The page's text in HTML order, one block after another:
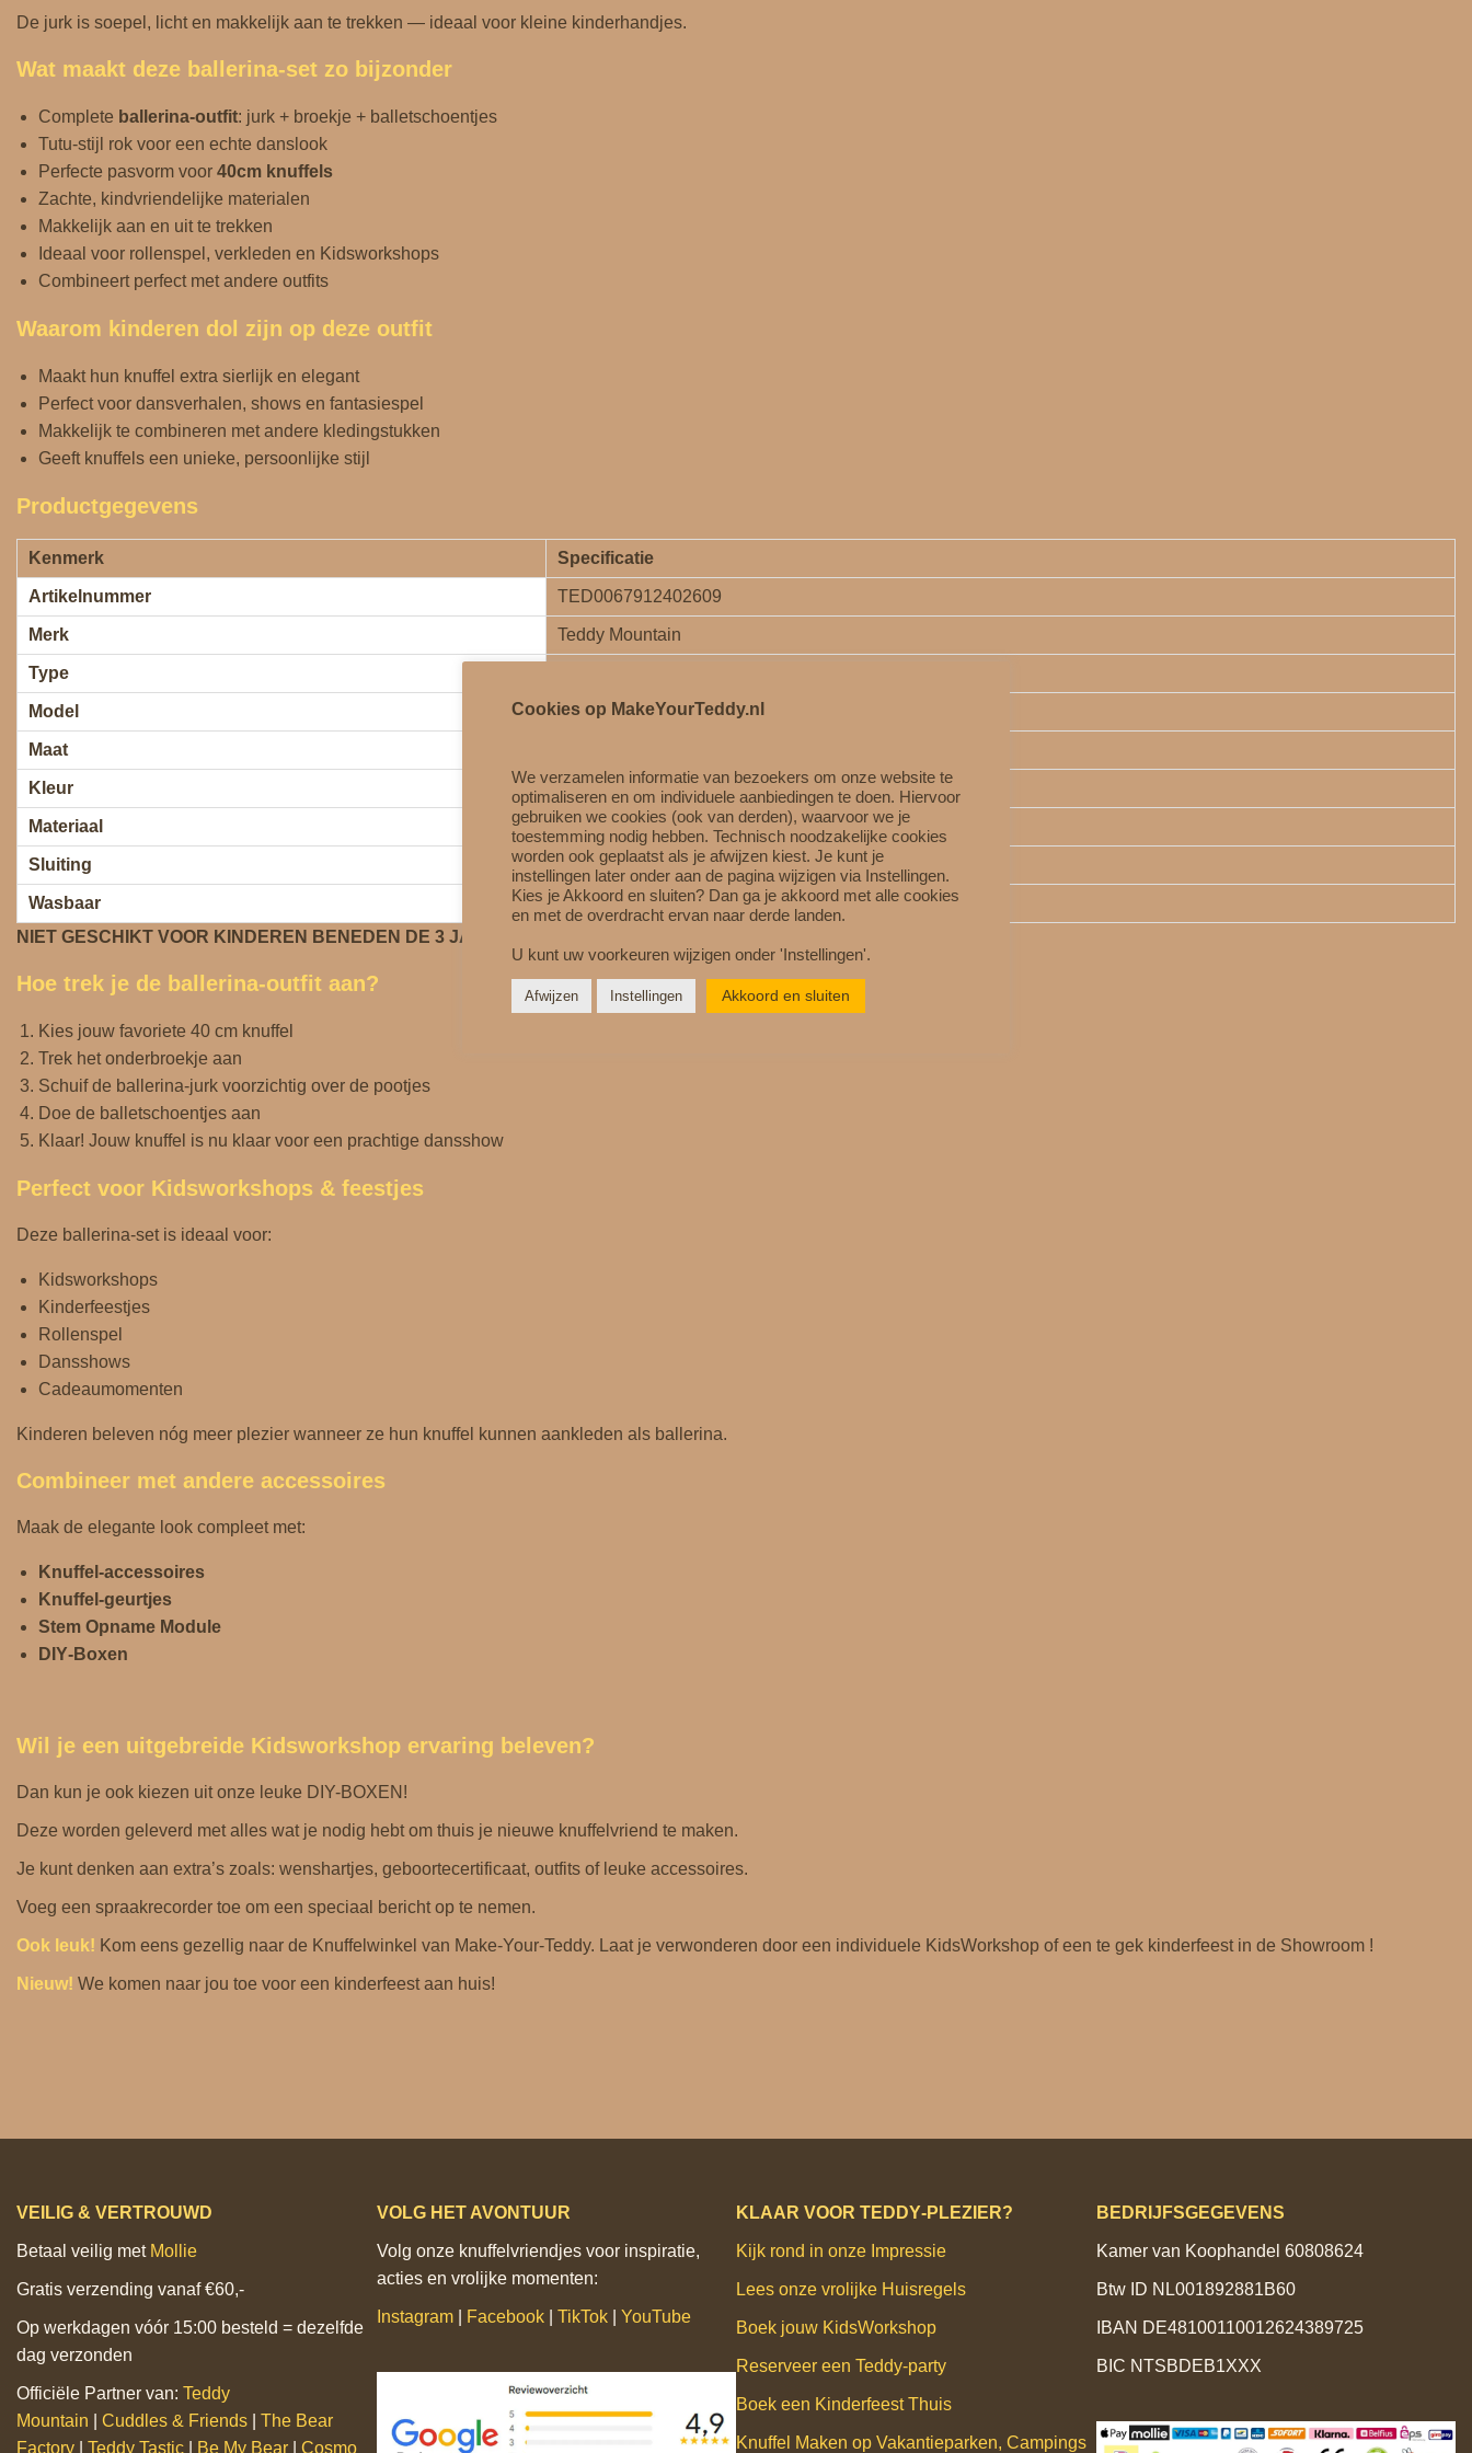
De jurk is soepel, licht en makkelijk aan te trekken — ideaal voor kleine kinderhandjes.
Wat maakt deze ballerina‑set zo bijzonder
Complete ballerina‑outfit: jurk + broekje + balletschoentjes
Tutu‑stijl rok voor een echte danslook
Perfecte pasvorm voor 40cm knuffels
Zachte, kindvriendelijke materialen
Makkelijk aan en uit te trekken
Ideaal voor rollenspel, verkleden en Kidsworkshops
Combineert perfect met andere outfits
Waarom kinderen dol zijn op deze outfit
Maakt hun knuffel extra sierlijk en elegant
Perfect voor dansverhalen, shows en fantasiespel
Makkelijk te combineren met andere kledingstukken
Geeft knuffels een unieke, persoonlijke stijl
Productgegevens
Kenmerk Specificatie
Artikelnummer TED0067912402609
Merk Teddy Mountain
Type
Model Ballerina jurk
Maat
Kleur Roze / wit / pastel
Materiaal Polyester / tule / katoenmix
Sluiting Elastisch / klittenband
Wasbaar
Handwas, koud water
NIET GESCHIKT VOOR KINDEREN BENEDEN DE 3 JAAR
Hoe trek je de ballerina‑outfit aan?
Kies jouw favoriete 40 cm knuffel
Trek het onderbroekje aan
Schuif de ballerina‑jurk voorzichtig over de pootjes
Doe de balletschoentjes aan
Klaar! Jouw knuffel is nu klaar voor een prachtige dansshow
Perfect voor Kidsworkshops & feestjes
Deze ballerina‑set is ideaal voor:
Kidsworkshops
Kinderfeestjes
Rollenspel
Dansshows
Cadeaumomenten
Kinderen beleven nóg meer plezier wanneer ze hun knuffel kunnen aankleden als ballerina.
Combineer met andere accessoires
Maak de elegante look compleet met:
Knuffel-accessoires
Knuffel-geurtjes
Stem Opname Module
DIY‑Boxen
Wil je een uitgebreide Kidsworkshop ervaring beleven?
Dan kun je ook kiezen uit onze leuke DIY-BOXEN!
Deze worden geleverd met alles wat je nodig hebt om thuis je nieuwe knuffelvriend te maken.
Je kunt denken aan extra’s zoals: wenshartjes, geboortecertificaat, outfits of leuke accessoires.
Voeg een spraakrecorder toe om een ​​speciaal bericht op te nemen.
Ook leuk! Kom eens gezellig naar de Knuffelwinkel van Make-Your-Teddy. Laat je verwonderen door een individuele KidsWorkshop of een te gek kinderfeest in de Showroom !
Nieuw! We komen naar jou toe voor een kinderfeest aan huis!
VEILIG & VERTROUWD
Betaal veilig met Mollie
Gratis verzending vanaf €60,-
Op werkdagen vóór 15:00 besteld = dezelfde
dag verzonden
Officiële Partner van: Teddy
Mountain
Cuddles & Friends
The Bear
Factory
Teddy Tastic Be My Bear Cosmo
VOLG HET AVONTUUR
Volg onze knuffelvriendjes voor inspiratie,
acties en vrolijke momenten:
Instagram| Facebook| TikTok| YouTube
KLAAR VOOR TEDDY‑PLEZIER?
Kijk rond in onze Impressie
Lees onze vrolijke Huisregels
Boek jouw KidsWorkshop
Reserveer een Teddy‑party
Boek een Kinderfeest Thuis
Knuffel Maken op Vakantieparken, Campings
BEDRIJFSGEGEVENS
Kamer van Koophandel 60808624
Btw ID NL001892881B60
IBAN DE48100110012624389725
BIC NTSBDEB1XXX
Cookies op MakeYourTeddy.nl
We verzamelen informatie van bezoekers om onze website te
optimaliseren en om individuele aanbiedingen te doen. Hiervoor
gebruiken we cookies (ook van derden), waarvoor we je
toestemming nodig hebben. Technisch noodzakelijke cookies
worden ook geplaatst als je afwijzen kiest. Je kunt je
instellingen later onder aan de pagina wijzigen via Instellingen.
Kies je Akkoord en sluiten? Dan ga je akkoord met alle cookies
en met de overdracht ervan naar derde landen.
U kunt uw voorkeuren wijzigen onder 'Instellingen'.
Afwijzen Instellingen Akkoord en sluiten